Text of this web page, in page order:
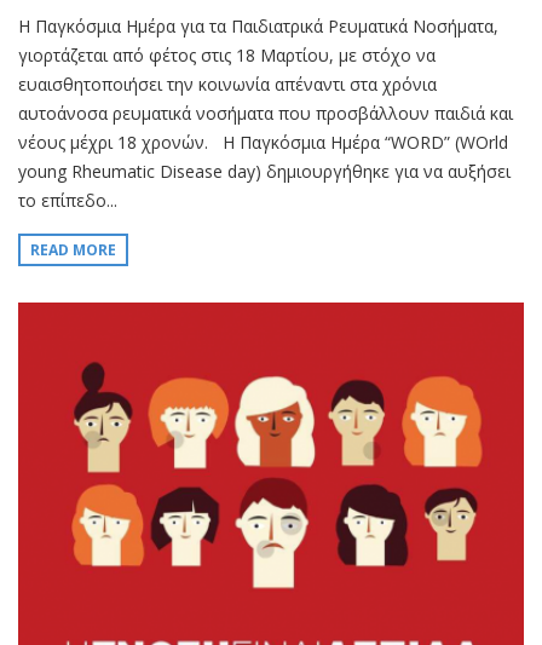
Η Παγκόσμια Ημέρα για τα Παιδιατρικά Ρευματικά Νοσήματα,
γιορτάζεται από φέτος στις 18 Μαρτίου, με στόχο να
ευαισθητοποιήσει την κοινωνία απέναντι στα χρόνια
αυτοάνοσα ρευματικά νοσήματα που προσβάλλουν παιδιά και
νέους μέχρι 18 χρονών. Η Παγκόσμια Ημέρα “WORD” (WOrld
young Rheumatic Disease day) δημιουργήθηκε για να αυξήσει
το επίπεδο...
READ MORE